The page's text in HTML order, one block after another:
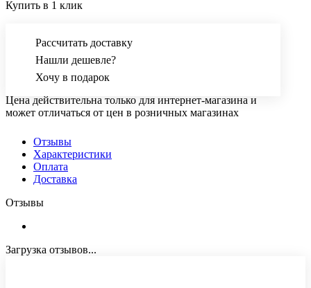
Купить в 1 клик
Рассчитать доставку
Нашли дешевле?
Хочу в подарок
Цена действительна только для интернет-магазина и
может отличаться от цен в розничных магазинах
Отзывы
Характеристики
Оплата
Доставка
Отзывы
Загрузка отзывов...